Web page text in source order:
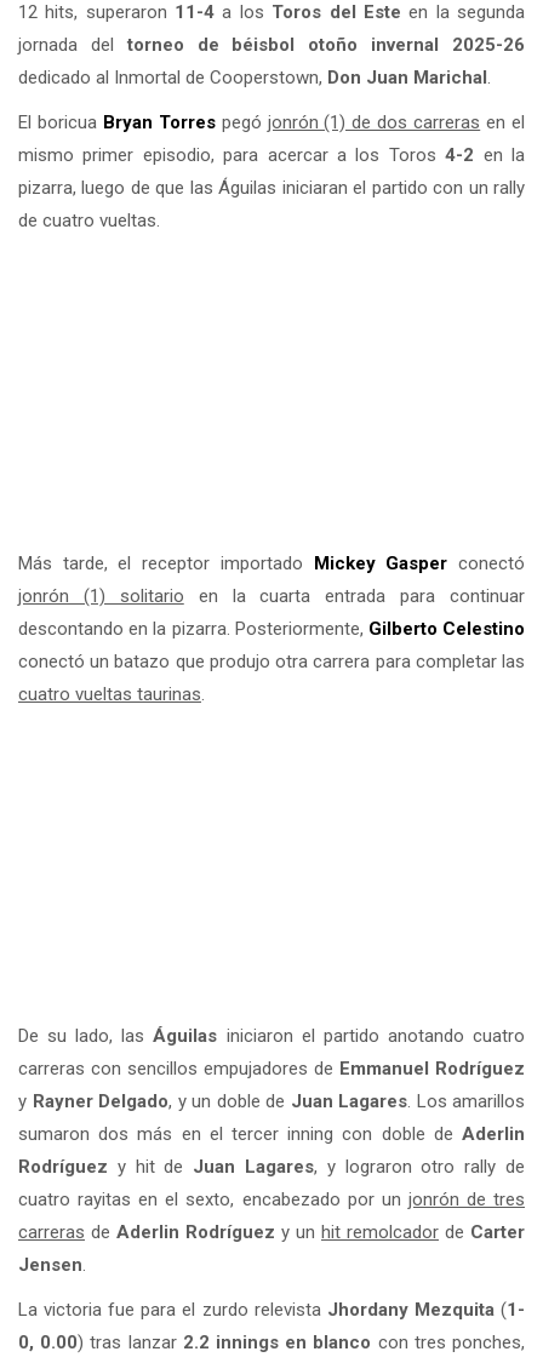
12 hits, superaron 11-4 a los Toros del Este en la segunda
jornada del torneo de béisbol otoño invernal 2025-26
dedicado al Inmortal de Cooperstown, Don Juan Marichal .
El boricua Bryan Torrespegó jonrón (1) de dos carreras en el
mismo primer episodio, para acercar a los Toros4-2 en la
pizarra, luego de que las Águilas iniciaran el partido con un rally
de cuatro vueltas.
Más tarde, el receptor importado Mickey Gasper conectó
jonrón (1) solitario en la cuarta entrada para continuar
descontando en la pizarra. Posteriormente, Gilberto Celestino
conectó un batazo que produjo otra carrera para completar las
cuatro vueltas taurinas
De su lado, lasÁguilas iniciaron el partido anotando cuatro
carreras con sencillos empujadores de Emmanuel Rodríguez
y Rayner Delgado, y un doble de Juan Lagares. Los amarillos
sumaron dos más en el tercer inning con doble de Aderlin
Rodríguez y hit de Juan Lagares, y lograron otro rally de
cuatro rayitas en el sexto, encabezado por un jonrón de tres
carreras de Aderlin Rodríguez y un hit remolcador de Carter
Jensen.
La victoria fue para el zurdo relevista Jhordany Mezquita(1-
0, 0.00) tras lanzar 2.2 innings en blanco con tres ponches,